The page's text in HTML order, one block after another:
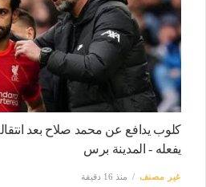
كلوب يدافع عن محمد صلاح بعد
يفعله - المدينة برس
غير مصنف منذ 16 دقيقة